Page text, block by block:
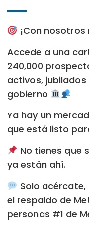
¡Con
Accede a una
240,000
activos,
gobierno
Ya hay un
que está listo
No tienes que
ya están ahí.
Solo
el respaldo de
personas #1 de